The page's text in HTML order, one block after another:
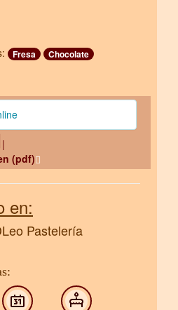
Fresa
Chocolate
|
(pdf)
en:
Pastelería